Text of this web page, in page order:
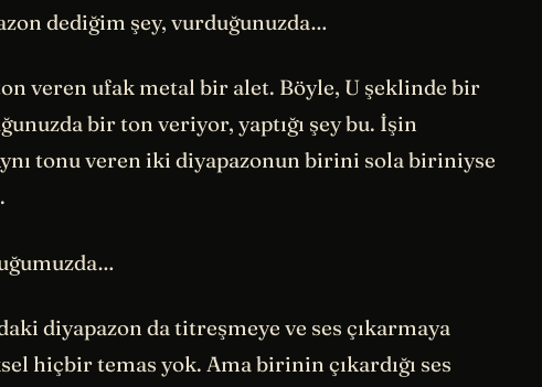
dediğim şey, vurduğunuzda…
veren ufak metal bir alet. Böyle, U şeklinde bir
bir ton veriyor, yaptığı şey bu. İşin
tonu veren iki diyapazonun birini sola biriniyse
diyapazon da titreşmeye ve ses çıkarmaya
hiçbir temas yok. Ama birinin çıkardığı ses